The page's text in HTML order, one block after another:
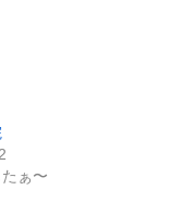
ぁ〜